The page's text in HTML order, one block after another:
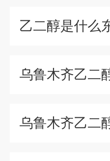
乙二醇是什么
乌鲁木齐乙
乌鲁木齐乙二